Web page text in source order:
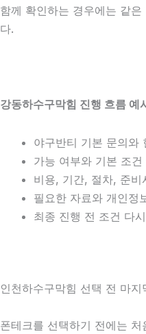
함께 확인하는 경우에는 같
다.
강동하수구막힘 진행 흐름
야구반티 기본 문의와
가능 여부와 기본 조건
비용, 기간, 절차, 준비
필요한 자료와 개인정
최종 진행 전 조건 다
인천하수구막힘 선택 전 마지
폰테크를 선택하기 전에는